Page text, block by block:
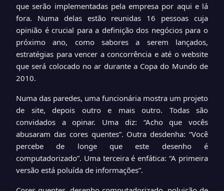
que serão implementadas pela empresa por aqui e lá
fora. Numa delas estão reunidas 16 pessoas cuja
opinião é crucial para a definição dos negócios para o
próximo ano, como sabores a serem lançados,
estratégias para vencer a concorrência e até o website
que será colocado no ar durante a Copa do Mundo de
2010.
Numa das paredes, uma funcionária mostra um projeto
de site, depois outro e mais outro. Todas são
convidados a opinar. Uma diz: “Acho que vocês
abusaram das cores quentes”. Outra desdenha: “Você
percebe de longe que este desenho é
computadorizado”. Uma terceira é enfática: “A primeira
versão está poluída de informações”.